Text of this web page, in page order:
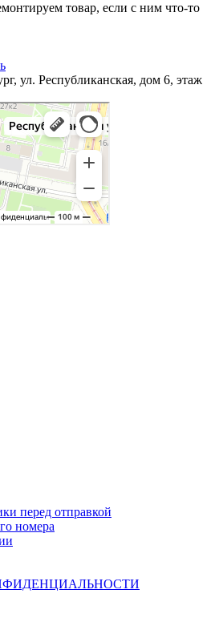
товар, если с ним что-то
ул. Республиканская, дом 6, этаж
перед отправкой
номера